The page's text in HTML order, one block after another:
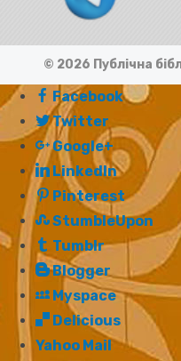
© 2026 Публічна
Facebook
Twitter
Google+
LinkedIn
Pinterest
StumbleUpon
Tumblr
Blogger
Myspace
Delicious
Yahoo Mail